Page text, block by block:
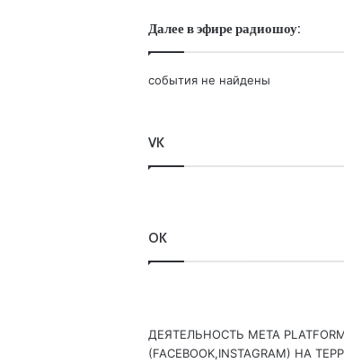
Далее в эфире радиошоу:
события не найдены
VK
OK
ДЕЯТЕЛЬНОСТЬ МЕТА
(FACEBOOK,INSTAGRAM) НА